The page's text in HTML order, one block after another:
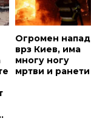
Огромен напад
врз Киев, има
многу ногу
мртви и ранети